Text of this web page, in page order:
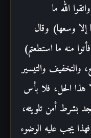
الله ما
وسعها) وقال
منه ما استطعتم)
والتخفيف والتيسير
هذا الحل، فلا بأس
بشرط أمن تلويثه،
يجب عليه الوضوء